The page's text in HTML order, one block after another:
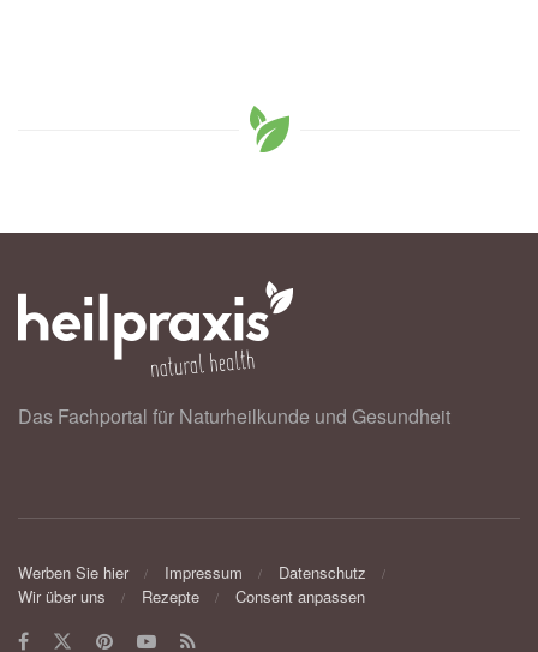
Das Fachportal für Naturheilkunde und Gesundheit
Werben Sie hier Impressum
Datenschutz
Wir über uns
Rezepte Consent anpassen